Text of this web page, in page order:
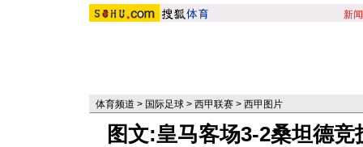
新闻
体育频道 > 国际足球 > 西甲联赛 > 西甲图片
图文:皇马客场3-2桑坦德